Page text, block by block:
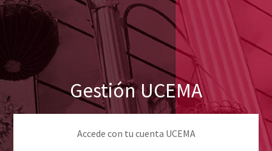
Gestión UCEMA
Accede con tu cuenta UCEMA